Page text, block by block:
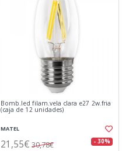
Bomb.led filam.vela clara e27 2w.fria
(caja de 12 unidades)
MATEL
21,55€ 30,78€ - 30%